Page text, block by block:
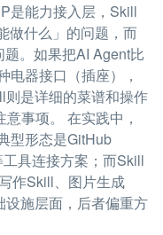
是能力接入层，Skill
做什么」的问题，而
。如果把AI Agent比
电器接口（插座），
是详细的菜谱和操作
事项。 在实践中，
型形态是GitHub
具连接方案；而Skill
作Skill、图片生成
施层面，后者偏重方